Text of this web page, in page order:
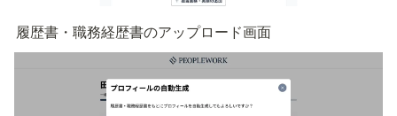
履歴書・職務経歴書のアップロード画面